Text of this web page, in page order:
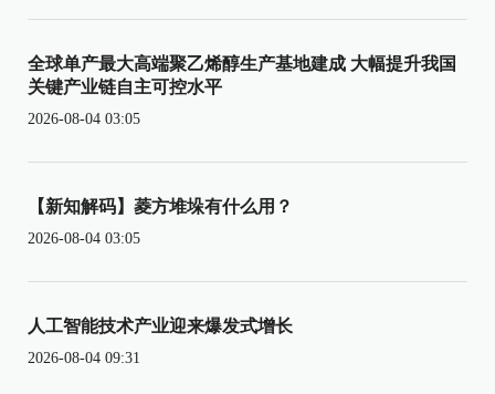
全球单产最大高端聚乙烯醇生产基地建成 大幅提升我国
关键产业链自主可控水平
2026-08-04 03:05
【新知解码】菱方堆垛有什么用？
2026-08-04 03:05
人工智能技术产业迎来爆发式增长
2026-08-04 09:31